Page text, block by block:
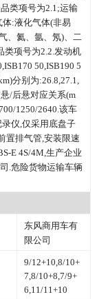
类项号为2.1;运输
:液化气体(非易
、氦、氩、氖)、二
类项号为2.2.发动机
50,ISB190 5
分别为:26.8,27.1,
/后悬对应关系(m
1250/2640.该车
仪,仅采用底盘子
置排气管,安装限速
E 4S/4M,生产企业
.危险货物运输车辆
东风商用车有
限公司
9/12+10,8/10+
7,8/10+8,7/9+
6,11/11+10